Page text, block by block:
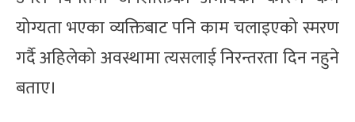
योग्यता भएका व्यक्तिबाट पनि काम चलाइएको स्मरण
गर्दै अहिलेको अवस्थामा त्यसलाई निरन्तरता दिन नहुने
बताए।